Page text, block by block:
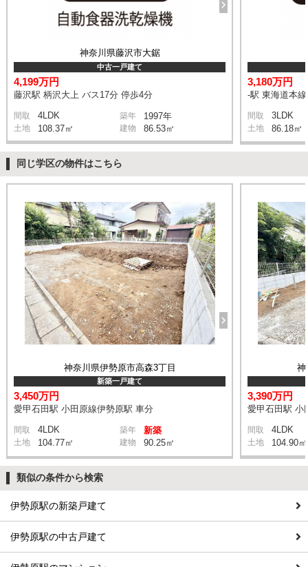
神奈川県藤沢市大鋸
中古一戸建て
4,199万円
藤沢駅 柄沢大上 バス17分 停歩4分
間取 4LDK 築年 1997年
土地 108.37㎡ 建物 86.53㎡
3,180万円
-駅 東海道本
間取 3LDK
土地 86.18㎡
同じ学区の物件はこちら
神奈川県伊勢原市高森3丁目
新築一戸建て
3,450万円
愛甲石田駅 小田原線伊勢原駅 車分
間取 4LDK 築年 新築
土地 104.77㎡ 建物 90.25㎡
神
3,390万円
愛甲石田駅 小
間取 4LDK
土地 104.90㎡
類似の条件から検索
伊勢原駅の新築戸建て
伊勢原駅の中古戸建て